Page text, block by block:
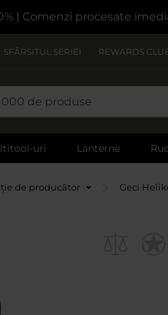
| Comenzi procesate
SFÂRȘITUL SERIEI REWARDS
uri Lanterne
de producător Geci